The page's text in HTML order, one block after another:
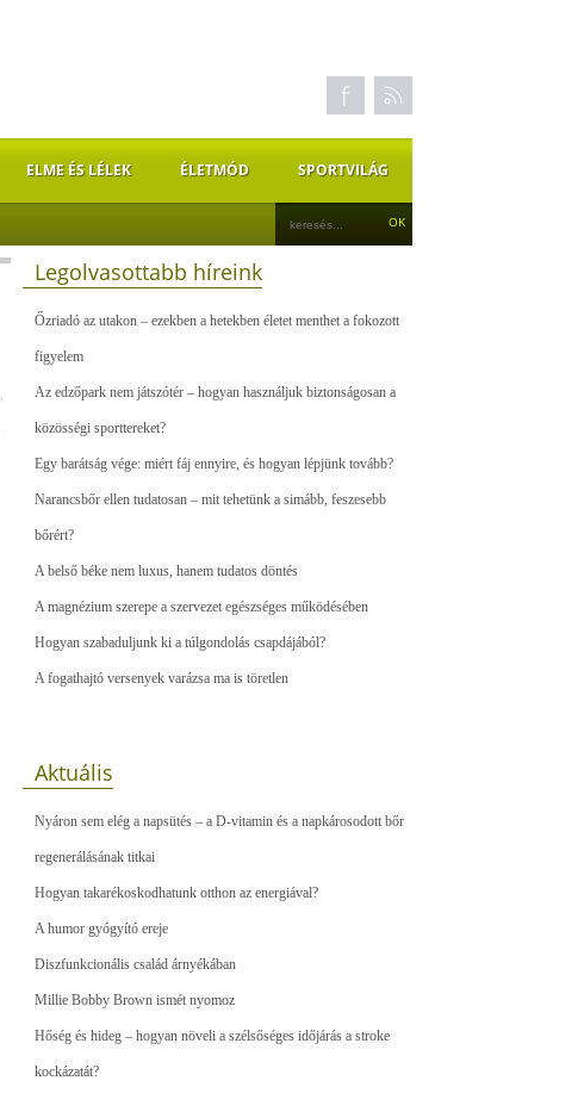
ELME ÉS LÉLEK ÉLETMÓD SPORTVILÁG
Legolvasottabb híreink
Őzriadó az utakon – ezekben a hetekben életet menthet a fokozott
figyelem
Az edzőpark nem játszótér – hogyan használjuk biztonságosan a
közösségi sporttereket?
Egy barátság vége: miért fáj ennyire, és hogyan lépjünk tovább?
Narancsbőr ellen tudatosan – mit tehetünk a simább, feszesebb
bőrért?
A belső béke nem luxus, hanem tudatos döntés
A magnézium szerepe a szervezet egészséges működésében
Hogyan szabaduljunk ki a túlgondolás csapdájából?
A fogathajtó versenyek varázsa ma is töretlen
Aktuális
Nyáron sem elég a napsütés – a D-vitamin és a napkárosodott bőr
regenerálásának titkai
Hogyan takarékoskodhatunk otthon az energiával?
A humor gyógyító ereje
Diszfunkcionális család árnyékában
Millie Bobby Brown ismét nyomoz
Hőség és hideg – hogyan növeli a szélsőséges időjárás a stroke
kockázatát?